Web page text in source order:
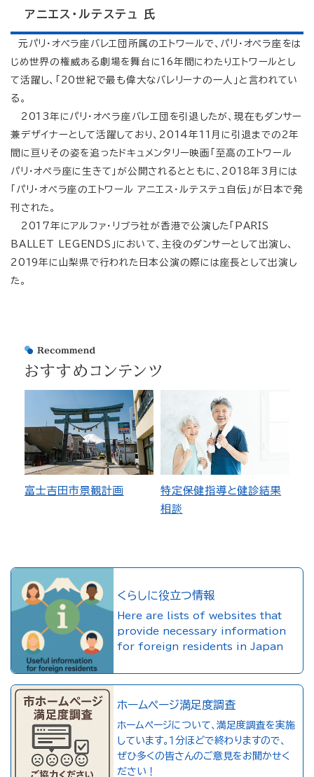
アニエス・ルテステュ 氏
元パリ・オペラ座バレエ団所属のエトワールで、パリ・オペラ座をは
じめ世界の権威ある劇場を舞台に16年間にわたりエトワールとし
て活躍し、「20世紀で最も偉大なバレリーナの一人」と言われてい
る。
2013年にパリ・オペラ座バレエ団を引退したが、現在もダンサー
兼デザイナーとして活躍しており、2014年11月に引退までの2年
間に亘りその姿を追ったドキュメンタリー映画「至高のエトワール
パリ・オペラ座に生きて」が公開されるとともに、2018年3月には
「パリ・オペラ座のエトワール アニエス・ルテステュ自伝」が日本で発
刊された。
2017年にアルファ・リブラ社が香港で公演した「PARIS
BALLET LEGENDS」において、主役のダンサーとして出演し、
2019年に山梨県で行われた日本公演の際には座長として出演し
た。
おすすめコンテンツ
富士吉田市景観計画
特定保健指導と健診結果
相談
くらしに役立つ情報
Here are lists of websites that
provide necessary information
for foreign residents in Japan
ホームページ満足度調査
ホームページについて、満足度調査を実施
しています。１分ほどで終わりますので、
ぜひ多くの皆さんのご意見をお聞かせく
ださい！